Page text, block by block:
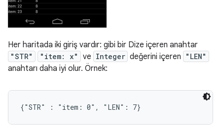
Her haritada iki giriş vardır: gibi bir Dize içeren anahtar
"STR" "item: x" ve Integer değerini içeren "LEN"
anahtarı daha iyi olur. Örnek: